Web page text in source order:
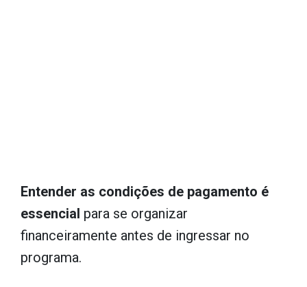
Entender as condições de pagamento é
essencial para se organizar
financeiramente antes de ingressar no
programa.